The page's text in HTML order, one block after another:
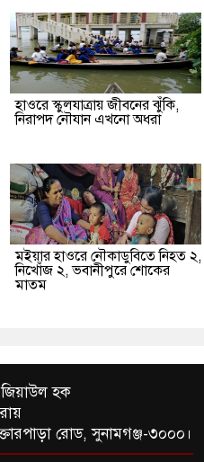
হাওরে স্কুলযাত্রায় জীবনের ঝুঁকি,
নিরাপদ নৌযান এখনো অধরা
মইয়ার হাওরে নৌকাডুবিতে নিহত ২,
নিখোঁজ ২, ভবানীপুরে শোকের
মাতম
হক
রোড, সুনামগঞ্জ-৩০০০।